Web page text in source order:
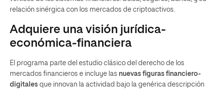
relación sinérgica con los mercados de criptoactivos.
Adquiere una visión jurídica-
económica-financiera
El programa parte del estudio clásico del derecho de los
mercados financieros e incluye las nuevas figuras financiero-
digitales que innovan la actividad bajo la genérica descripción